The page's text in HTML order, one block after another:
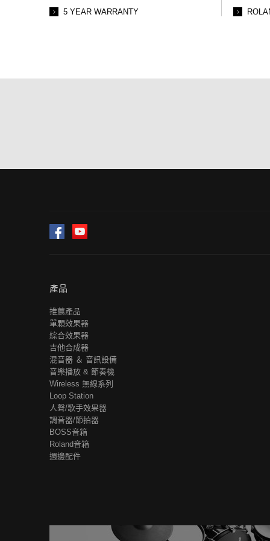
5 YEAR WARRANTY
Facebook
產品
推薦產品
單顆效果器
綜合效果器
吉他合成器
混音器 ＆ 音訊設備
音樂播放 & 節奏機
Wireless 無線系列
Loop Station
人聲/歌手效果器
調音器/節拍器
BOSS音箱
Roland音箱
週邊配件